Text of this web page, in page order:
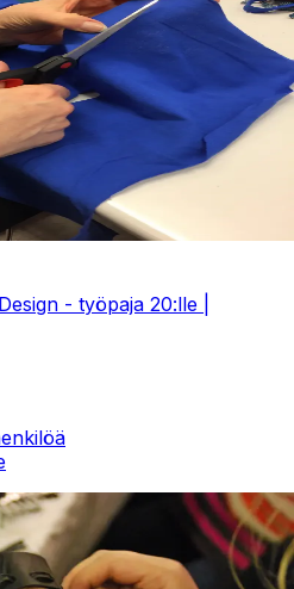
- työpaja 20:lle |